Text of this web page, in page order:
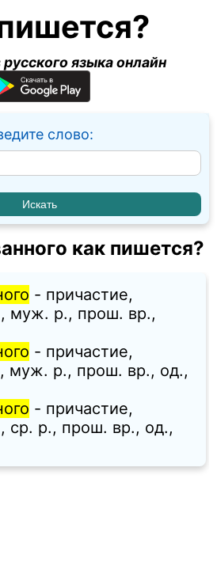
языка онлайн
слово:
как пишется?
- причастие,
муж. p., прош. вр.,
- причастие,
муж. p., прош. вр., од.,
- причастие,
ср. p., прош. вр., од.,